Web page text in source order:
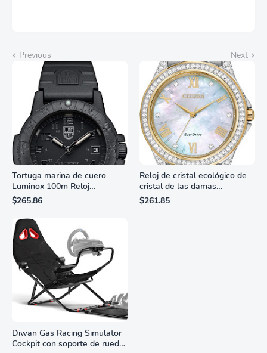
Previous Next
Tortuga marina de cuero
Luminox 100m Reloj
analógico de cuarzo
resistente al agua
$265.86
Reloj de cristal ecológico de
cristal de las damas
ciudadanas, 3 manos,
marcadores de números
$261.85
Diwan Gas Racing Simulator
Cockpit con soporte de rueda